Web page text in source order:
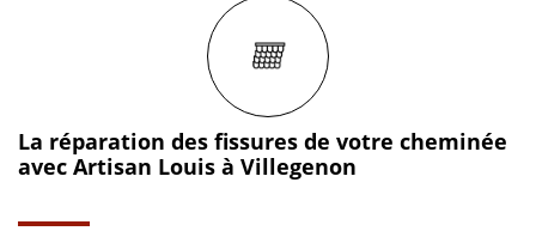
La réparation des fissures de votre cheminée
avec Artisan Louis à Villegenon